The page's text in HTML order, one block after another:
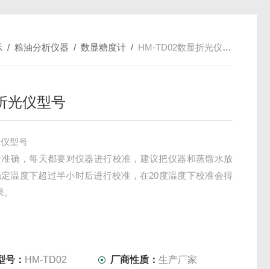
/粮油分析仪器 /数显糖度计 / HM-TD02数显折光仪型号
光仪型号
型号
确，每天都要对仪器进行校准，建议把仪器和蒸馏水放
温度下超过半小时后进行校准，在20度温度下校准会得
号： HM-TD02 厂商性质：生产厂家